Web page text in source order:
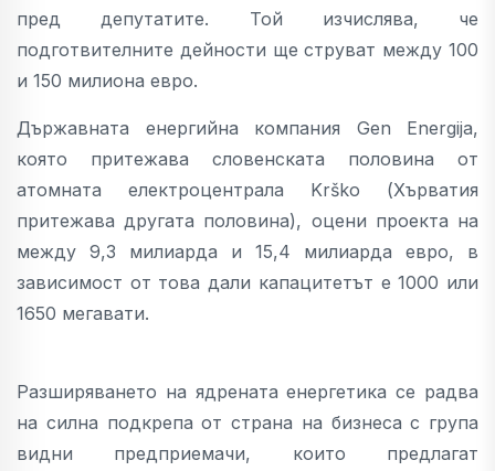
пред депутатите. Той изчислява, че
подготвителните дейности ще струват между 100
и 150 милиона евро.
Държавната енергийна компания Gen Energija,
която притежава словенската половина от
атомната електроцентрала Krško (Хърватия
притежава другата половина), оцени проекта на
между 9,3 милиарда и 15,4 милиарда евро, в
зависимост от това дали капацитетът е 1000 или
1650 мегавати.
Разширяването на ядрената енергетика се радва
на силна подкрепа от страна на бизнеса с група
видни предприемачи, които предлагат